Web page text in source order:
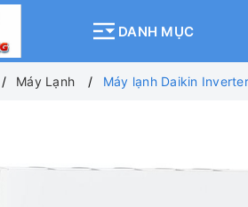
DANH MỤC
Máy Lạnh Máy lạnh Daikin